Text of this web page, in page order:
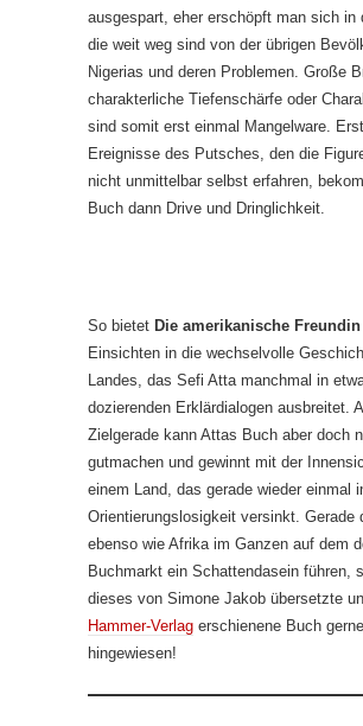
ausgespart, eher erschöpft man sich in
die weit weg sind von der übrigen
Nigerias und deren Problemen. Große
charakterliche Tiefenschärfe oder
sind somit erst einmal Mangelware.
Ereignisse des Putsches, den die
nicht unmittelbar selbst erfahren,
Buch dann Drive und Dringlichkeit.
So bietet Die amerikanische Freundin
Einsichten in die wechselvolle
Landes, das Sefi Atta manchmal in
dozierenden Erklärdialogen ausbreitet.
Zielgerade kann Attas Buch aber doch
gutmachen und gewinnt mit der
einem Land, das gerade wieder einmal
Orientierungslosigkeit versinkt. Gerade
ebenso wie Afrika im Ganzen auf dem
Buchmarkt ein Schattendasein führen,
dieses von Simone Jakob übersetzte
Hammer-Verlag erschienene Buch
hingewiesen!